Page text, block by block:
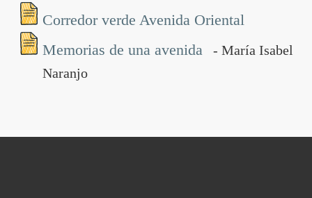
Corredor verde Avenida Oriental
Memorias de una avenida
- María Isabel
Naranjo